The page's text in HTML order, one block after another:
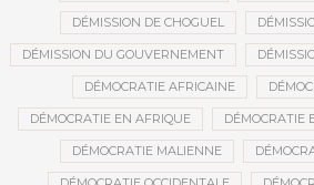
DÉMISSION DE CHOGUEL
DÉMISSION DU GOUVERNEMENT
DÉMOCRATIE AFRICAINE
DÉMOCRATIE EN AFRIQUE DÉMOCRATIE
DÉMOCRATIE MALIENNE